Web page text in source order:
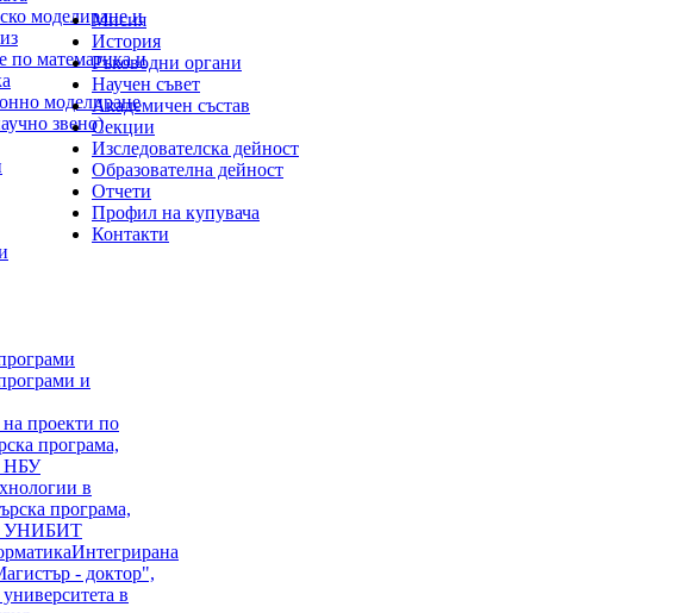
моделиране и
по математика и
моделиране
звено)
и
проекти по
програма,
НБУ
в
програма,
УНИБИТ
Интегрирана
- доктор",
в
Мисия
История
Ръководни органи
Научен съвет
Академичен състав
Секции
Изследователска дейност
Образователна дейност
Отчети
Профил на купувача
Контакти